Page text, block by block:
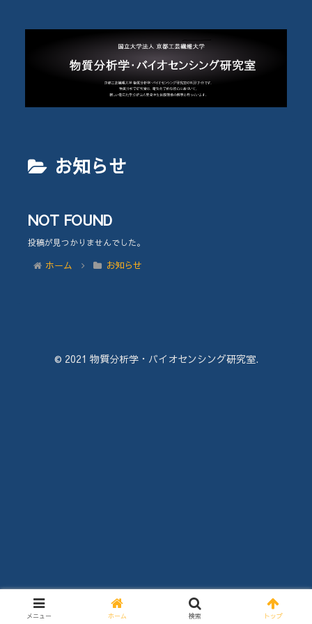
お知らせ
NOT FOUND
投稿が見つかりませんでした。
ホーム お知らせ
© 2021 物質分析学・バイオセンシング研究室.
メニュー ホーム 検索 トップ